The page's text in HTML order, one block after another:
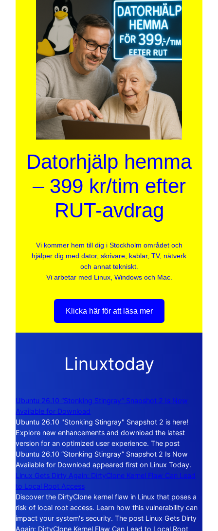
Datorhjälp hemma
– 399 kr/tim efter
RUT-avdrag
Vi kommer hem till dig i Stockholm området och
hjälper dig med dator, skrivare, kablar, TV, nätverk
och annat tekniskt.
Vi arbetar med Linux, Windows och Mac.
Klicka här för att läsa mer
Linuxtoday
Ubuntu 26.10 “Stonking Stingray” Snapshot 2 Is Now
Available for Download
Ubuntu 26.10 "Stonking Stingray" Snapshot 2 is here!
Explore new enhancements and download the latest
version for an optimized user experience. The post
Ubuntu 26.10 “Stonking Stingray” Snapshot 2 Is Now
Available for Download appeared first on Linux Today.
Linux Gets Dirty Again: DirtyClone Kernel Flaw Can Lead
to Local Root Access
Discover the DirtyClone kernel flaw in Linux that poses a
risk of local root access. Learn how this vulnerability can
impact your system's security. The post Linux Gets Dirty
Again: DirtyClone Kernel Flaw Can Lead to Local Root